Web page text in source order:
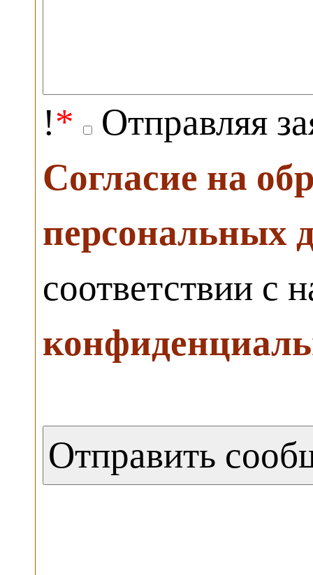
!*
Отправляя
Согласие на
персональных
соответствии с